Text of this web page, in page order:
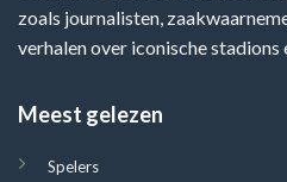
zoals journalisten,
verhalen over iconische
Meest gelezen
Spelers